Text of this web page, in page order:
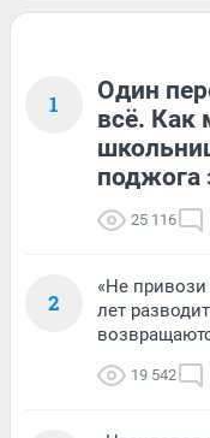
1
Один
всё. Как
поджога
25 116
2
«Не привози
лет
19 542